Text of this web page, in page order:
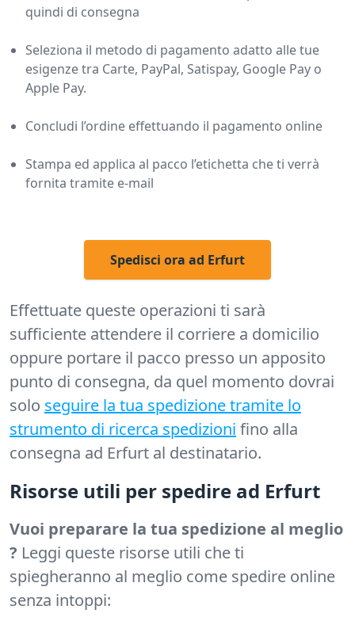
quindi di consegna
Seleziona il metodo di pagamento adatto alle tue
esigenze tra Carte, PayPal, Satispay, Google Pay o
Apple Pay.
Concludi l’ordine effettuando il pagamento online
Stampa ed applica al pacco l’etichetta che ti verrà
fornita tramite e-mail
Spedisci ora ad Erfurt
Effettuate queste operazioni ti sarà
sufficiente attendere il corriere a domicilio
oppure portare il pacco presso un apposito
punto di consegna, da quel momento dovrai
solo seguire la tua spedizione tramite lo
strumento di ricerca spedizioni fino alla
consegna ad Erfurt al destinatario.
Risorse utili per spedire ad Erfurt
Vuoi preparare la tua spedizione al meglio
? Leggi queste risorse utili che ti
spiegheranno al meglio come spedire online
senza intoppi: